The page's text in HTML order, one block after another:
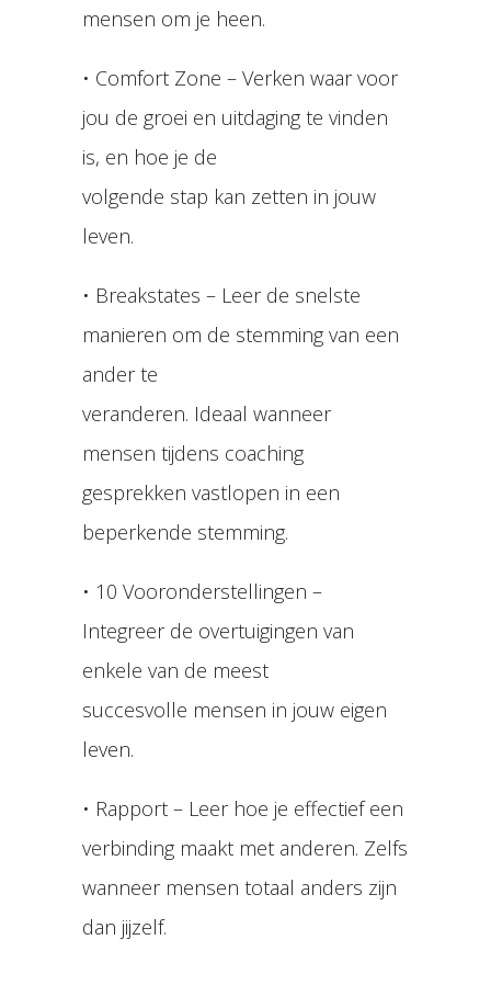
mensen om je heen.
• Comfort Zone – Verken waar voor
jou de groei en uitdaging te vinden
is, en hoe je de
volgende stap kan zetten in jouw
leven.
• Breakstates – Leer de snelste
manieren om de stemming van een
ander te
veranderen. Ideaal wanneer
mensen tijdens coaching
gesprekken vastlopen in een
beperkende stemming.
• 10 Vooronderstellingen –
Integreer de overtuigingen van
enkele van de meest
succesvolle mensen in jouw eigen
leven.
• Rapport – Leer hoe je effectief een
verbinding maakt met anderen. Zelfs
wanneer mensen totaal anders zijn
dan jijzelf.